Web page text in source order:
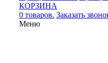
КОРЗИНА
0 товаров. Заказать
Меню